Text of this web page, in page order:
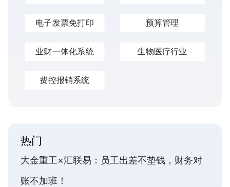
电子发票免打印 预算管理
业财一体化系统 生物医疗行业
费控报销系统
热门
大金重工×汇联易：员工出差不垫钱，财务对
账不加班！